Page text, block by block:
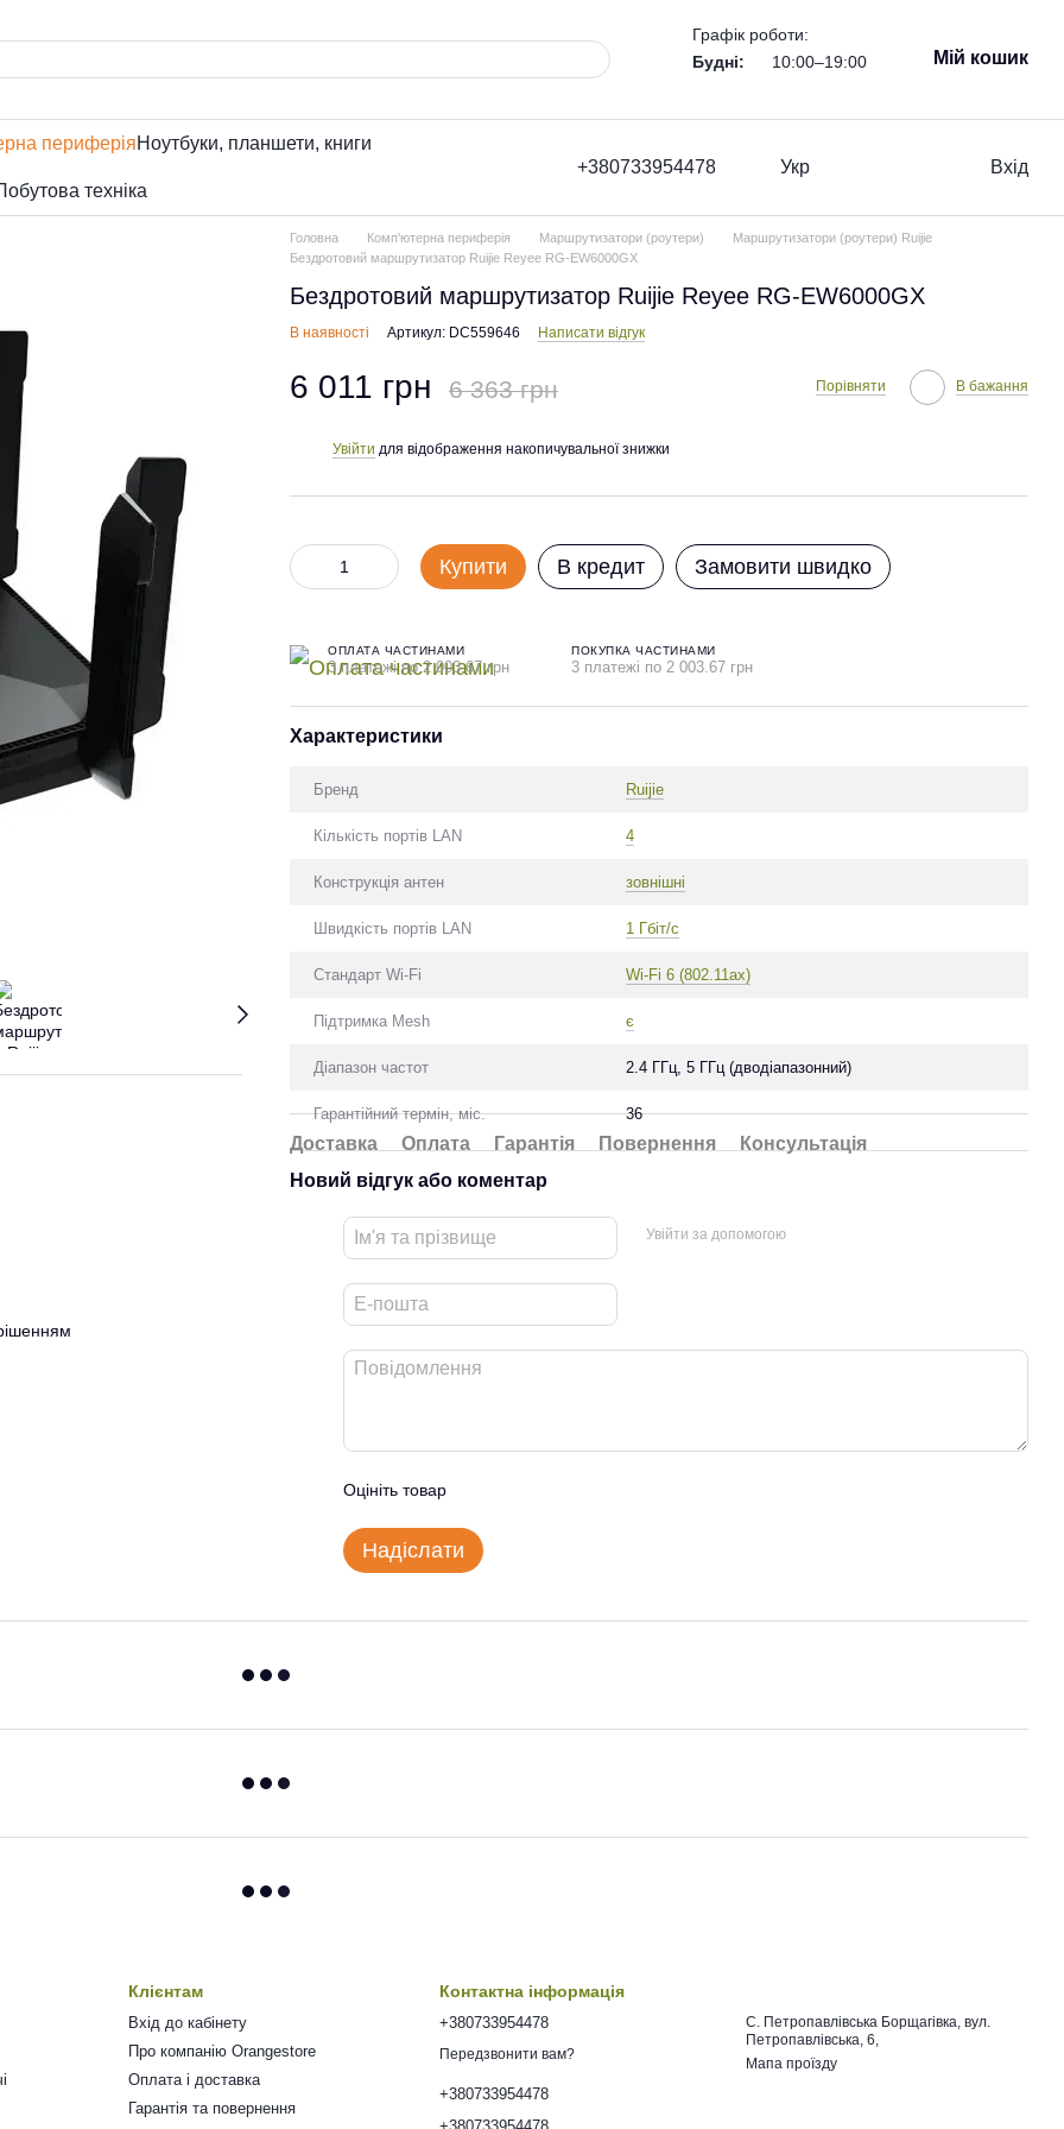
Графік роботи:
Будні:
10:00–19:00 Мій кошик
периферіяНоутбуки, планшети, книги
техніка
+380733954478 Укр Вхід
Головна Комп'ютерна периферія Маршрутизатори (роутери)
Маршрутизатори (роутери) Ruijie
Бездротовий маршрутизатор Ruijie Reyee RG-EW6000GX
Бездротовий маршрутизатор Ruijie Reyee RG-EW6000GX
В наявності Артикул: DC559646 Написати відгук
6 011 грн 6 363 грн Порівняти В бажання
Увійти для відображення накопичувальної знижки
Купити В кредит Замовити швидко
ОПЛАТА ЧАСТИНАМИ
3 платежі по 2 003.67 грн
ПОКУПКА ЧАСТИНАМИ
3 платежі по 2 003.67 грн
Характеристики
Бренд Ruijie
Кількість портів LAN 4
Конструкція антен зовнішні
Швидкість портів LAN 1 Гбіт/с
Стандарт Wi-Fi Wi-Fi 6 (802.11ax)
Підтримка Mesh є
Діапазон частот 2.4 ГГц, 5 ГГц (дводіапазонний)
Гарантійний термін, міс. 36
Доставка Оплата Гарантія Повернення
Консультація
Новий відгук або коментар
Увійти за допомогою
Оцініть товар
Надіслати
Клієнтам
Вхід до кабінету
Про компанію Orangestore
Оплата і доставка
Гарантія та повернення
Контактна інформація
+380733954478
Передзвонити вам?
+380733954478
C. Петропавлівська Борщагівка, вул.
Петропавлівська, 6,
Мапа проїзду